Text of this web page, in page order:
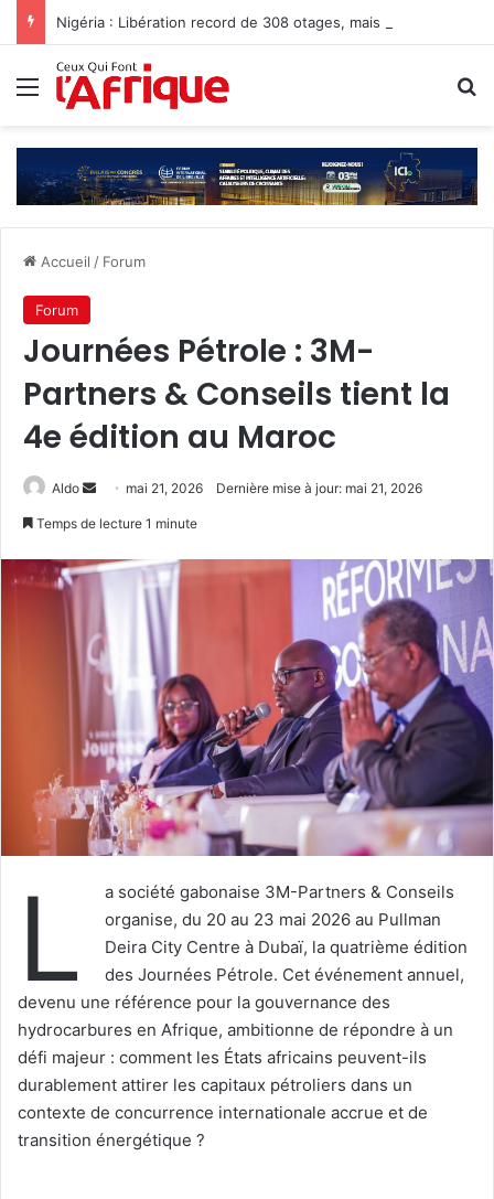
Menu
Accueil / Forum
Forum
Journées Pétrole : 3M-
Partners & Conseils tient la
4e édition au Maroc
Aldo
Envoyermai 21, 2026 Dernière mise à jour: mai 21, 2026
Temps de lecture 1 minute
L
a société gabonaise 3M-Partners & Conseils
organise, du 20 au 23 mai 2026 au Pullman
Deira City Centre à Dubaï, la quatrième édition
des Journées Pétrole. Cet événement annuel,
devenu une référence pour la gouvernance des
hydrocarbures en Afrique, ambitionne de répondre à un
défi majeur : comment les États africains peuvent-ils
durablement attirer les capitaux pétroliers dans un
contexte de concurrence internationale accrue et de
transition énergétique ?